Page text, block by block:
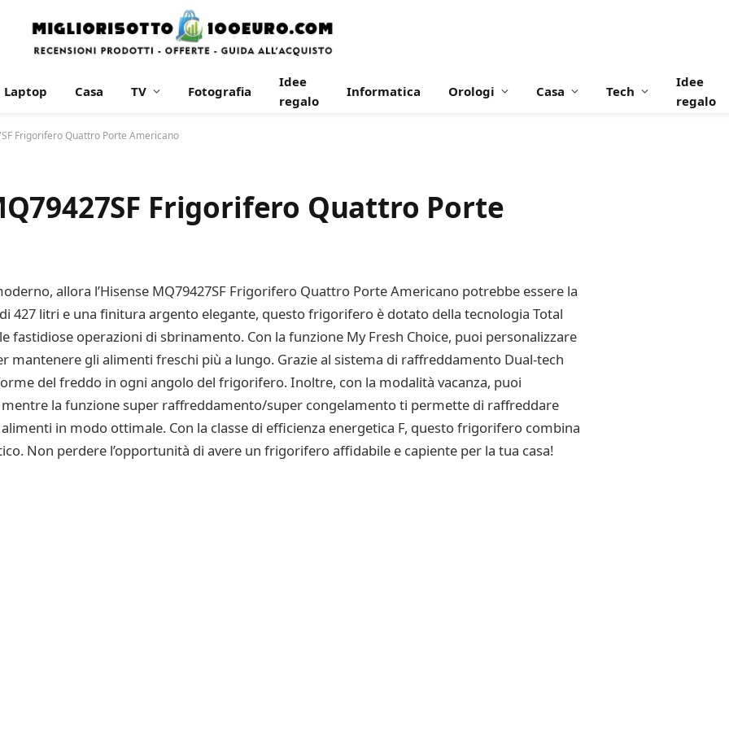
Laptop Casa TV Fotografia
Idee
regalo
Informatica Orologi Casa Tech
Idee
regalo
Frigorifero Quattro Porte Americano
Frigorifero Quattro Porte
allora l’Hisense MQ79427SF Frigorifero Quattro Porte Americano potrebbe essere la
427 litri e una finitura argento elegante, questo frigorifero è dotato della tecnologia Total
operazioni di sbrinamento. Con la funzione My Fresh Choice, puoi personalizzare
gli alimenti freschi più a lungo. Grazie al sistema di raffreddamento Dual-tech
del freddo in ogni angolo del frigorifero. Inoltre, con la modalità vacanza, puoi
la funzione super raffreddamento/super congelamento ti permette di raffreddare
in modo ottimale. Con la classe di efficienza energetica F, questo frigorifero combina
Non perdere l’opportunità di avere un frigorifero affidabile e capiente per la tua casa!